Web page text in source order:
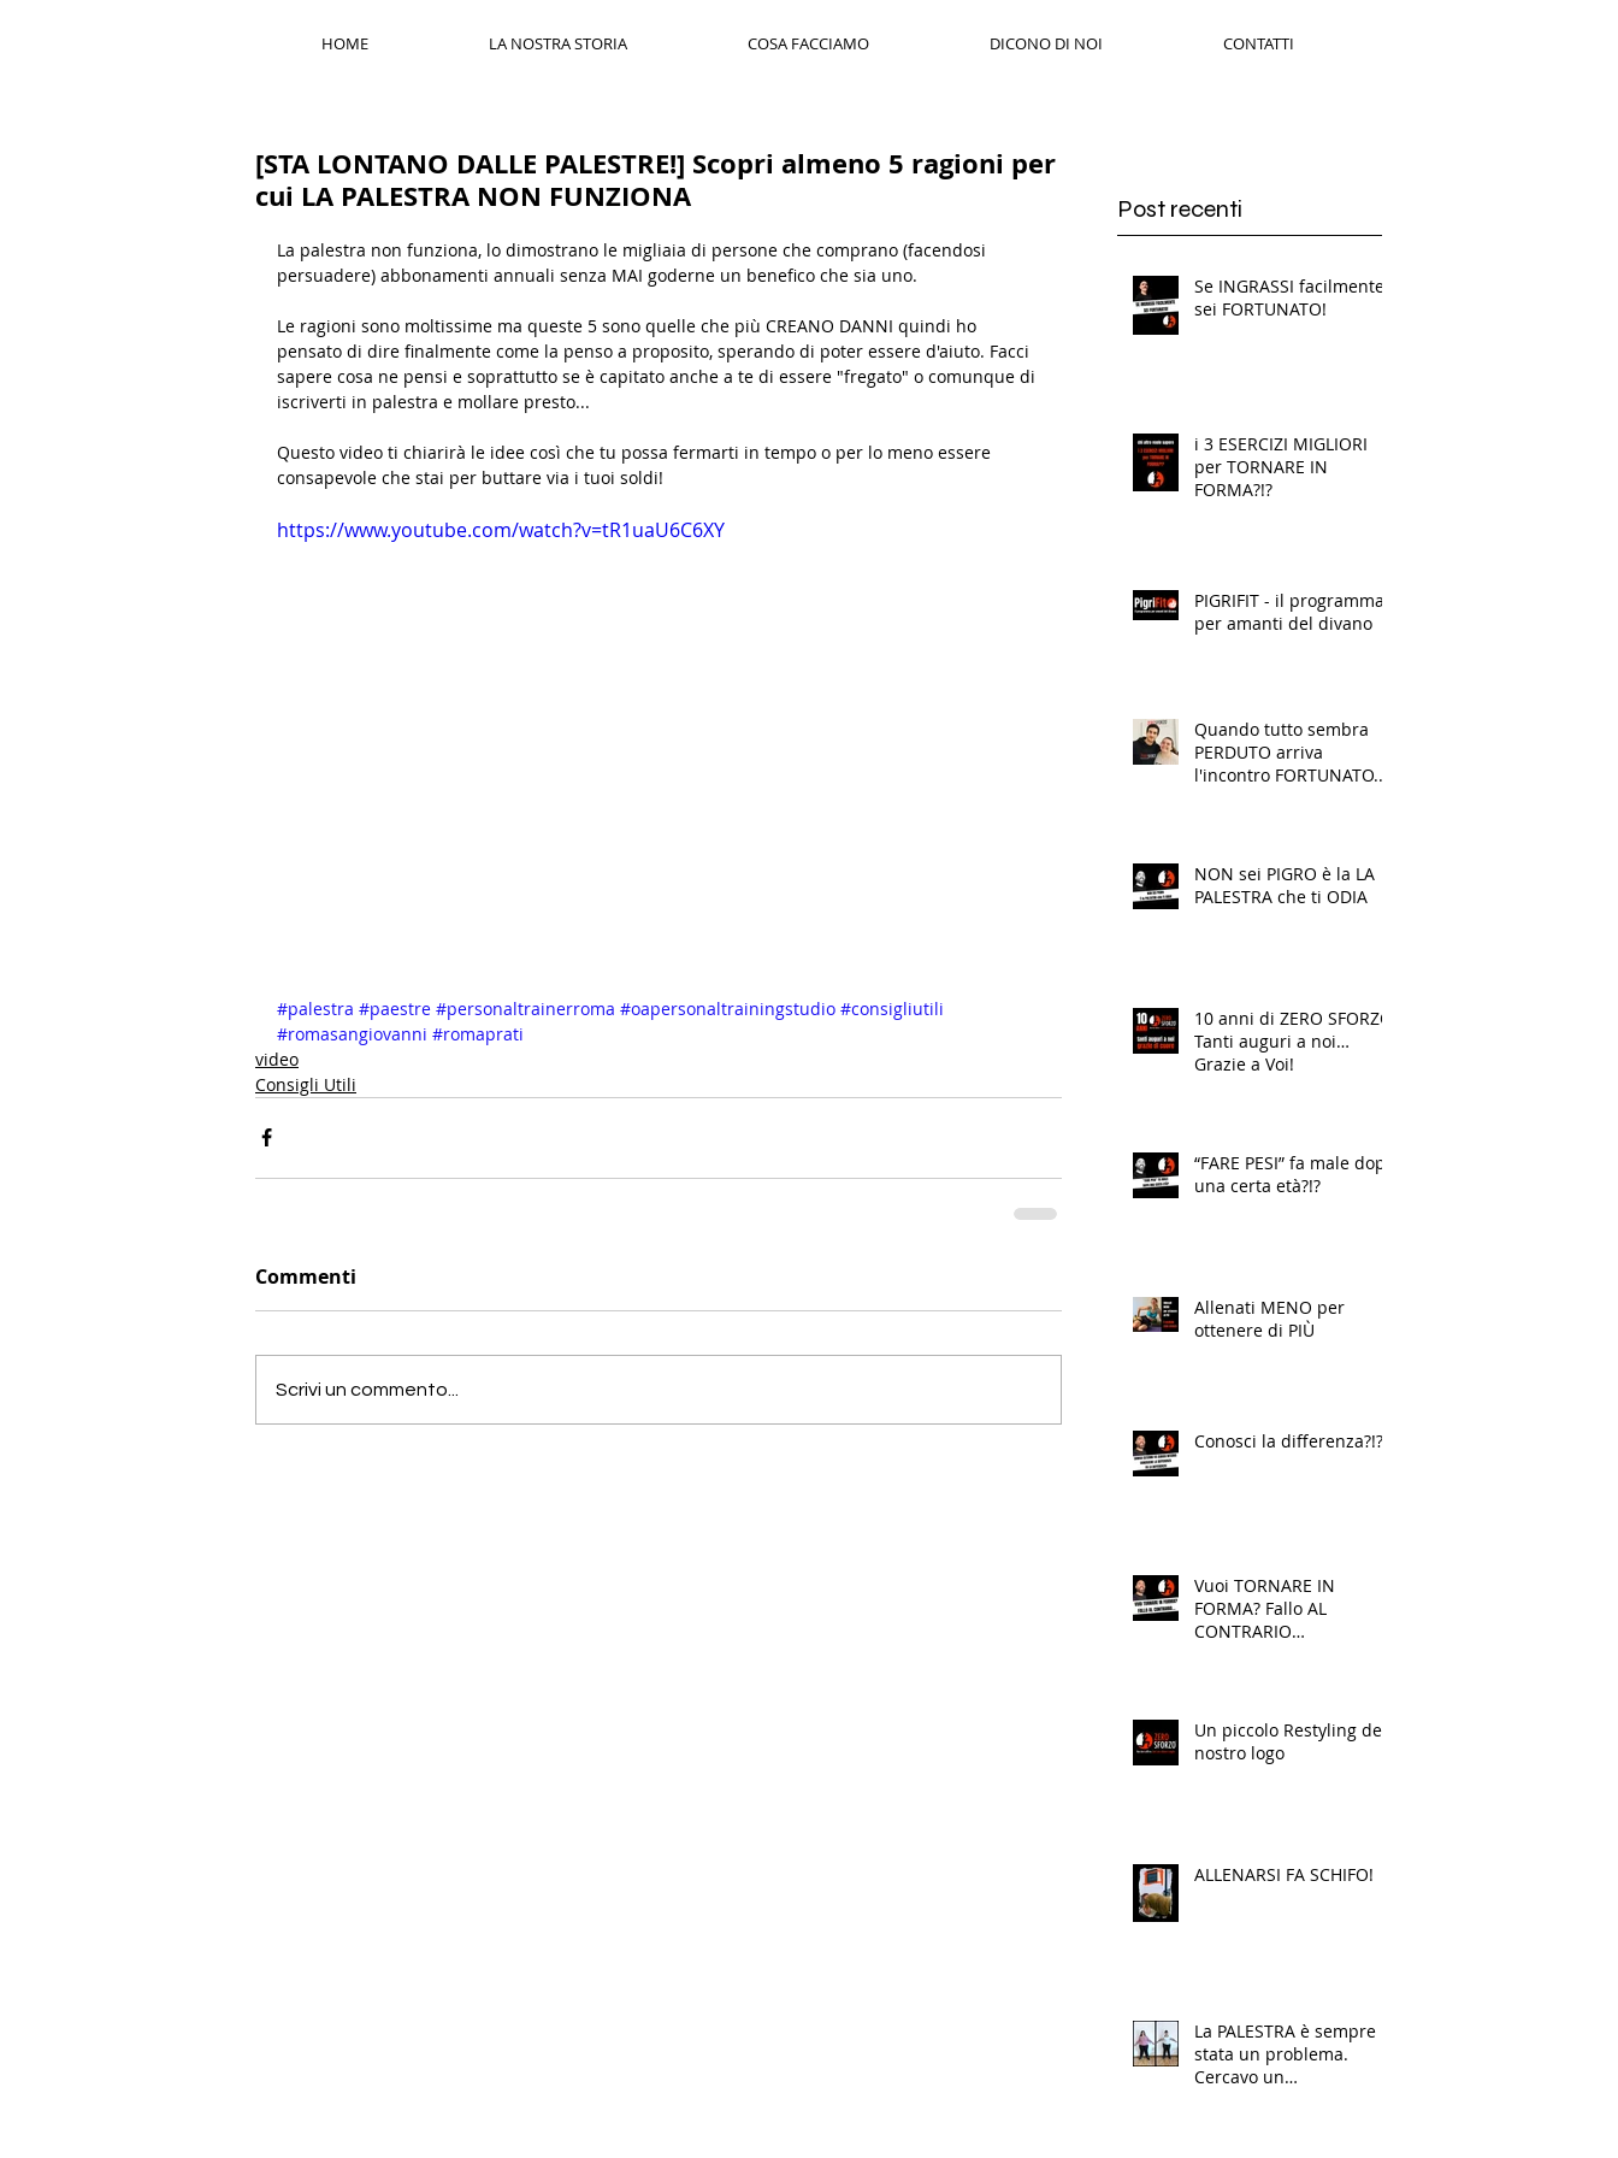
HOME LA NOSTRA STORIA COSA FACCIAMO DICONO DI NOI CONTATTI
[STA LONTANO DALLE PALESTRE!] Scopri almeno 5 ragioni per
cui LA PALESTRA NON FUNZIONA
La palestra non funziona, lo dimostrano le migliaia di persone che comprano (facendosi
persuadere) abbonamenti annuali senza MAI goderne un benefico che sia uno.
Le ragioni sono moltissime ma queste 5 sono quelle che più CREANO DANNI quindi ho
pensato di dire finalmente come la penso a proposito, sperando di poter essere d'aiuto. Facci
sapere cosa ne pensi e soprattutto se è capitato anche a te di essere "fregato" o comunque di
iscriverti in palestra e mollare presto...
Questo video ti chiarirà le idee così che tu possa fermarti in tempo o per lo meno essere
consapevole che stai per buttare via i tuoi soldi!
https://www.youtube.com/watch?v=tR1uaU6C6XY
#palestra #paestre #personaltrainerroma #oapersonaltrainingstudio #consigliutili
#romasangiovanni #romaprati
video
Consigli Utili
Commenti
Scrivi un commento...
Post recenti
Se INGRASSI facilmente
sei FORTUNATO!
i 3 ESERCIZI MIGLIORI
per TORNARE IN
FORMA?!?
PIGRIFIT - il programma
per amanti del divano
Quando tutto sembra
PERDUTO arriva
l'incontro FORTUNATO...
NON sei PIGRO è la LA
PALESTRA che ti ODIA
10 anni di ZERO SFORZO.
Tanti auguri a noi…
Grazie a Voi!
“FARE PESI” fa male dopo
una certa età?!?
Allenati MENO per
ottenere di PIÙ
Conosci la differenza?!?
Vuoi TORNARE IN
FORMA? Fallo AL
CONTRARIO…
Un piccolo Restyling del
nostro logo
ALLENARSI FA SCHIFO!
La PALESTRA è sempre
stata un problema.
Cercavo un